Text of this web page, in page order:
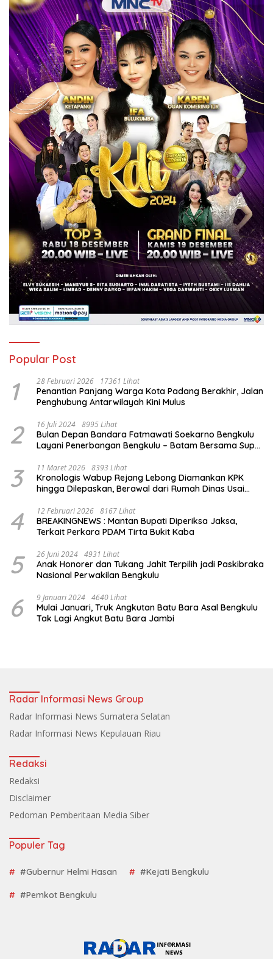
Popular Post
1 28 Februari 2026 17361 Lihat
Penantian Panjang Warga Kota Padang Berakhir, Jalan
Penghubung Antarwilayah Kini Mulus
2 16 Juli 2024 8995 Lihat
Bulan Depan Bandara Fatmawati Soekarno Bengkulu
Layani Penerbangan Bengkulu – Batam Bersama Super
3 11 Maret 2026 8393 Lihat
Kronologis Wabup Rejang Lebong Diamankan KPK
hingga Dilepaskan, Berawal dari Rumah Dinas Usai
4 12 Februari 2026 8167 Lihat
BREAKINGNEWS : Mantan Bupati Diperiksa Jaksa,
Terkait Perkara PDAM Tirta Bukit Kaba
5 26 Juni 2024 4931 Lihat
Anak Honorer dan Tukang Jahit Terpilih jadi Paskibraka
Nasional Perwakilan Bengkulu
6 9 Januari 2024 4640 Lihat
Mulai Januari, Truk Angkutan Batu Bara Asal Bengkulu
Tak Lagi Angkut Batu Bara Jambi
Radar Informasi News Group
Radar Informasi News Sumatera Selatan
Radar Informasi News Kepulauan Riau
Redaksi
Redaksi
Disclaimer
Pedoman Pemberitaan Media Siber
Populer Tag
#Gubernur Helmi Hasan #Kejati Bengkulu
#Pemkot Bengkulu